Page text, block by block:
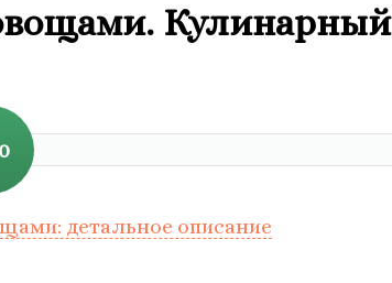
Кулинарный
0
детальное описание